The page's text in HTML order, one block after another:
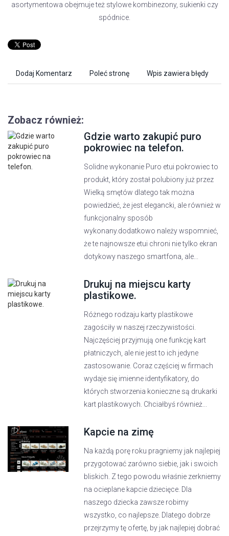
asortymentowa obejmuje też stylowe kombinezony, sukienki czy
spódnice.
Dodaj Komentarz Poleć stronę Wpis zawiera błędy
Zobacz również:
Gdzie warto zakupić puro
pokrowiec na telefon.
Solidne wykonanie Puro etui pokrowiec to
produkt, który został polubiony już przez
Wielką smętów dlatego tak można
powiedzieć, że jest elegancki, ale również w
funkcjonalny sposób
wykonany.dodatkowo należy wspomnieć,
że te najnowsze etui chroni nie tylko ekran
dotykowy naszego smartfona, ale...
Drukuj na miejscu karty
plastikowe.
Różnego rodzaju karty plastikowe
zagościły w naszej rzeczywistości.
Najczęściej przyjmują one funkcję kart
płatniczych, ale nie jest to ich jedyne
zastosowanie. Coraz częściej w firmach
wydaje się imienne identyfikatory, do
których stworzenia konieczne są drukarki
kart plastikowych. Chciałbyś również...
Kapcie na zimę
Na każdą porę roku pragniemy jak najlepiej
przygotować zarówno siebie, jak i swoich
bliskich. Z tego powodu właśnie zerkniemy
na ocieplane kapcie dziecięce. Dla
naszego dziecka zawsze robimy
wszystko, co najlepsze. Dlatego dobrze
przejrzymy tę ofertę, by jak najlepiej dobrać